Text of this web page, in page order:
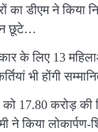
का डीएम ने किया
न छूटे…
के लिए 13
भी होंगी
को 17.80 करोड़
ने किया लोकार्पण-